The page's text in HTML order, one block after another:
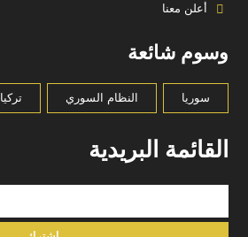
أعلن معنا
وسوم شائعة
سوريا النظام السوري تركيا
القائمة البريدية